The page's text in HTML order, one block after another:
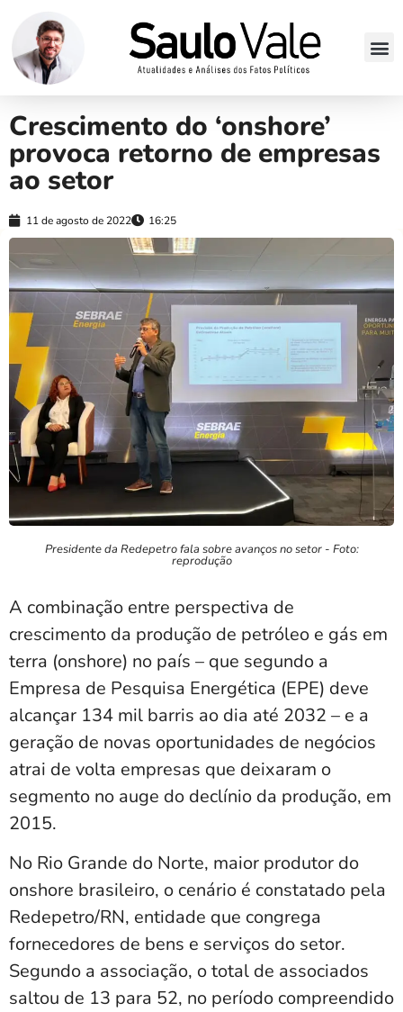
Crescimento do ‘onshore’
provoca retorno de empresas
ao setor
11 de agosto de 2022 16:25
Presidente da Redepetro fala sobre avanços no setor - Foto:
reprodução
A combinação entre perspectiva de
crescimento da produção de petróleo e gás em
terra (onshore) no país – que segundo a
Empresa de Pesquisa Energética (EPE) deve
alcançar 134 mil barris ao dia até 2032 – e a
geração de novas oportunidades de negócios
atrai de volta empresas que deixaram o
segmento no auge do declínio da produção, em
2015.
No Rio Grande do Norte, maior produtor do
onshore brasileiro, o cenário é constatado pela
Redepetro/RN, entidade que congrega
fornecedores de bens e serviços do setor.
Segundo a associação, o total de associados
saltou de 13 para 52, no período compreendido